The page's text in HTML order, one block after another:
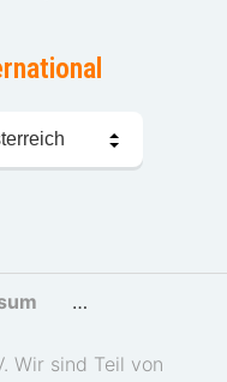
cookies und
Wir sind Teil von